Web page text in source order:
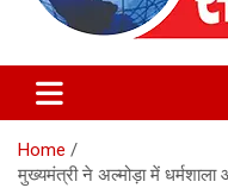
Kathait
Uttarakhand
Home
मुख्यमंत्री ने अल्मोड़ा में